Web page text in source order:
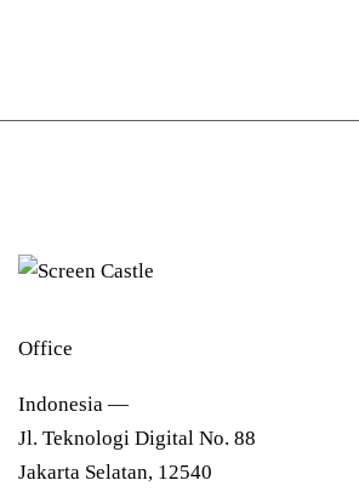
Office
Indonesia —
Jl. Teknologi Digital No. 88
Jakarta Selatan, 12540